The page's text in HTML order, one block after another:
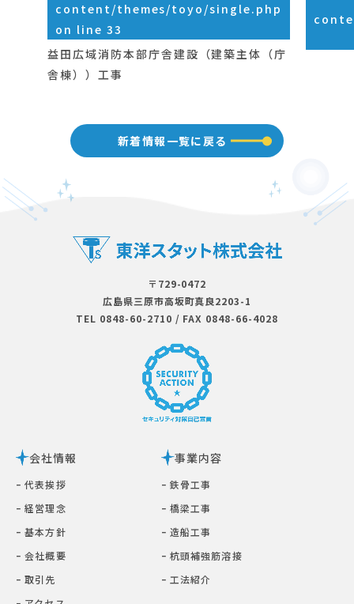
content/themes/toyo/single.php
on line 33
益田広域消防本部庁舎建設（建築主体（庁
舎棟））工事
新着情報一覧に戻る
〒729-0472
広島県三原市⾼坂町真良2203-1
TEL 0848-60-2710 / FAX 0848-66-4028
会社情報
ｰ 代表挨拶
ｰ 経営理念
ｰ 基本⽅針
ｰ 会社概要
ｰ 取引先
事業内容
ｰ 鉄⾻⼯事
ｰ 橋梁⼯事
ｰ 造船工事
ｰ 杭頭補強筋溶接
ｰ ⼯法紹介